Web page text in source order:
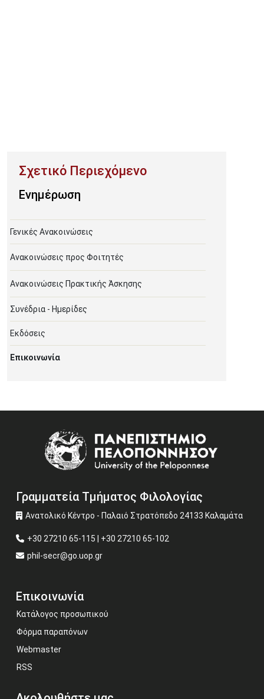
Ενημέρωση
Γενικές Ανακοινώσεις
Ανακοινώσεις προς Φοιτητές
Ανακοινώσεις Πρακτικής Άσκησης
Συνέδρια - Ημερίδες
Εκδόσεις
Επικοινωνία
Γραμματεία Τμήματος Φιλολογίας
Ανατολικό Κέντρο - Παλαιό Στρατόπεδο 24133 Καλαμάτα
+30 27210 65-115 | +30 27210 65-102
phil-secr@go.uop.gr
Επικοινωνία
Κατάλογος προσωπικού
Φόρμα παραπόνων
Webmaster
RSS